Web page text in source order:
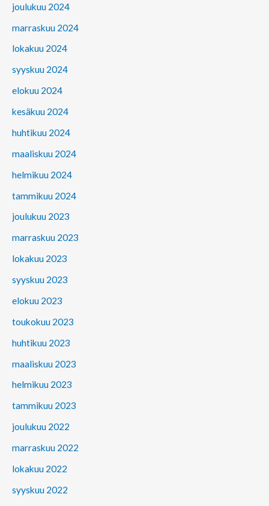
joulukuu 2024
marraskuu 2024
lokakuu 2024
syyskuu 2024
elokuu 2024
kesäkuu 2024
huhtikuu 2024
maaliskuu 2024
helmikuu 2024
tammikuu 2024
joulukuu 2023
marraskuu 2023
lokakuu 2023
syyskuu 2023
elokuu 2023
toukokuu 2023
huhtikuu 2023
maaliskuu 2023
helmikuu 2023
tammikuu 2023
joulukuu 2022
marraskuu 2022
lokakuu 2022
syyskuu 2022